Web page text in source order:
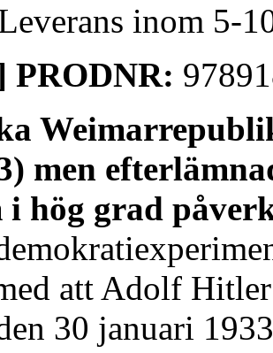
inom 5-
PRODNR:
men
i hög grad
att Adolf
30 januari